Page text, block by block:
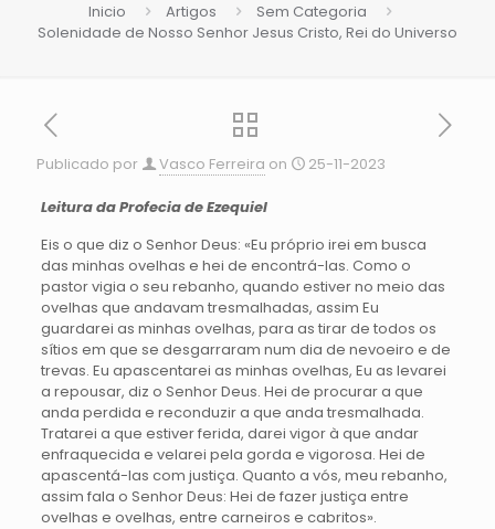
Inicio Artigos
Sem Categoria
Solenidade de Nosso Senhor Jesus Cristo, Rei do Universo
Publicado por Vasco Ferreira on 25-11-2023
Leitura da Profecia de Ezequiel
Eis o que diz o Senhor Deus: «Eu próprio irei em busca
das minhas ovelhas e hei de encontrá-las. Como o
pastor vigia o seu rebanho, quando estiver no meio das
ovelhas que andavam tresmalhadas, assim Eu
guardarei as minhas ovelhas, para as tirar de todos os
sítios em que se desgarraram num dia de nevoeiro e de
trevas. Eu apascentarei as minhas ovelhas, Eu as levarei
a repousar, diz o Senhor Deus. Hei de procurar a que
anda perdida e reconduzir a que anda tresmalhada.
Tratarei a que estiver ferida, darei vigor à que andar
enfraquecida e velarei pela gorda e vigorosa. Hei de
apascentá-las com justiça. Quanto a vós, meu rebanho,
assim fala o Senhor Deus: Hei de fazer justiça entre
ovelhas e ovelhas, entre carneiros e cabritos».